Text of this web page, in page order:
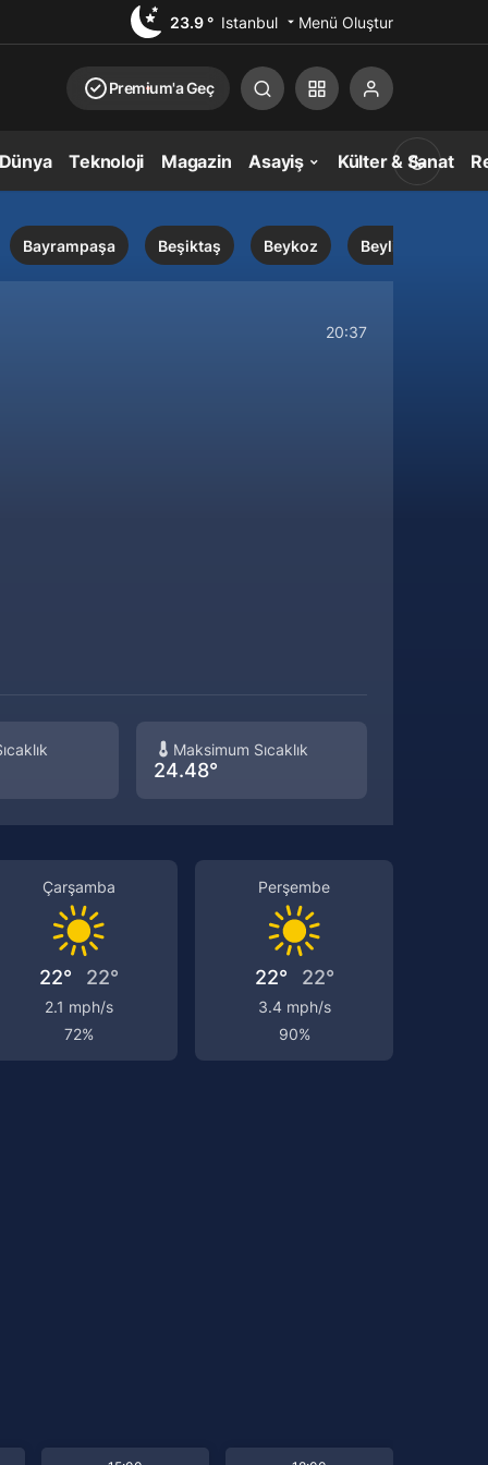
23.9 ° Istanbul Menü Oluştur
Premium'a Geç
Dünya Teknoloji Magazin Asayiş Külter & Sanat
Bayrampaşa Beşiktaş Beykoz Beylikdüzü
20:37
Maksimum Sıcaklık
24.48°
Çarşamba
22° 22°
2.1 mph/s
72%
Perşembe
22° 22°
3.4 mph/s
90%